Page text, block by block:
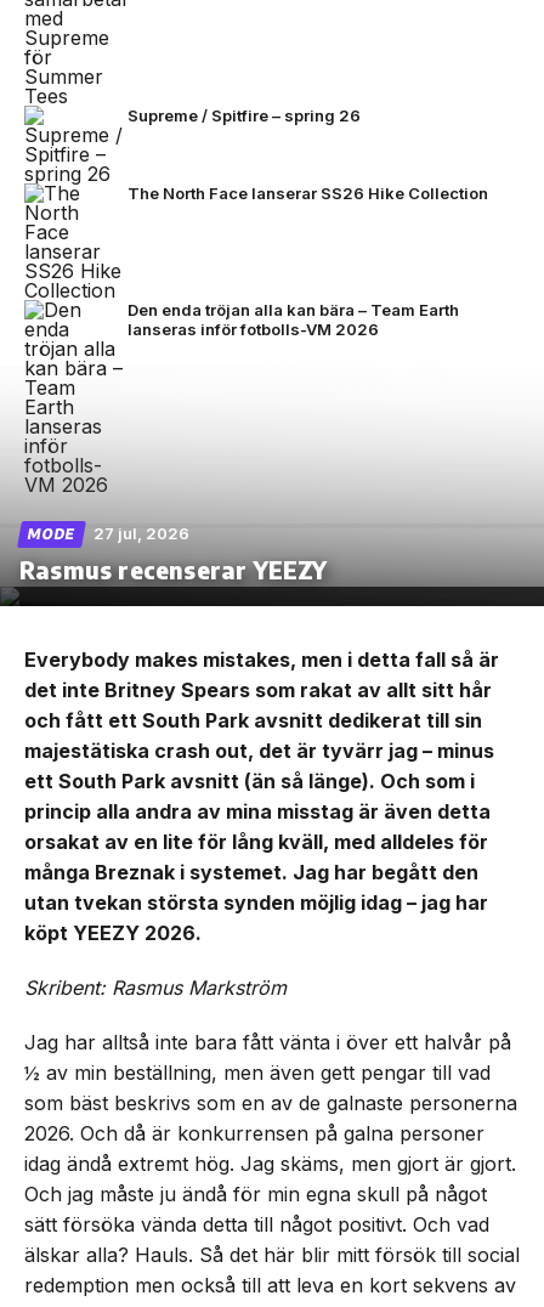
Supreme / Spitfire – spring 26
The North Face lanserar SS26 Hike Collection
Den enda tröjan alla kan bära – Team Earth
lanseras inför fotbolls-VM 2026
MODE 27 jul, 2026
Rasmus recenserar YEEZY
Everybody makes mistakes, men i detta fall så är
det inte Britney Spears som rakat av allt sitt hår
och fått ett South Park avsnitt dedikerat till sin
majestätiska crash out, det är tyvärr jag – minus
ett South Park avsnitt (än så länge). Och som i
princip alla andra av mina misstag är även detta
orsakat av en lite för lång kväll, med alldeles för
många Breznak i systemet. Jag har begått den
utan tvekan största synden möjlig idag – jag har
köpt YEEZY 2026.
Skribent: Rasmus Markström
Jag har alltså inte bara fått vänta i över ett halvår på
½ av min beställning, men även gett pengar till vad
som bäst beskrivs som en av de galnaste personerna
2026. Och då är konkurrensen på galna personer
idag ändå extremt hög. Jag skäms, men gjort är gjort.
Och jag måste ju ändå för min egna skull på något
sätt försöka vända detta till något positivt. Och vad
älskar alla? Hauls. Så det här blir mitt försök till social
redemption men också till att leva en kort sekvens av